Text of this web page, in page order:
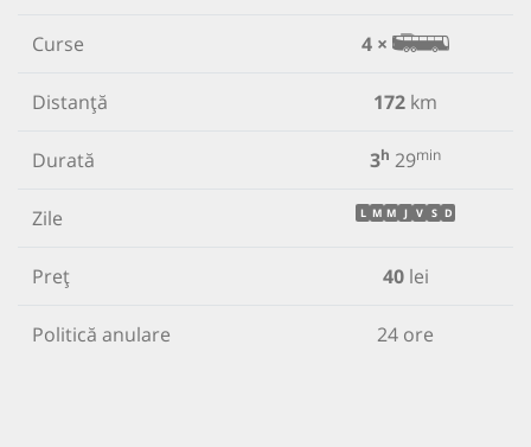
Curse 4 ×
Distanță 172 km
Durată 3h 29min
Zile L M M J V S D
Preț 40lei
Politică anulare 24 ore